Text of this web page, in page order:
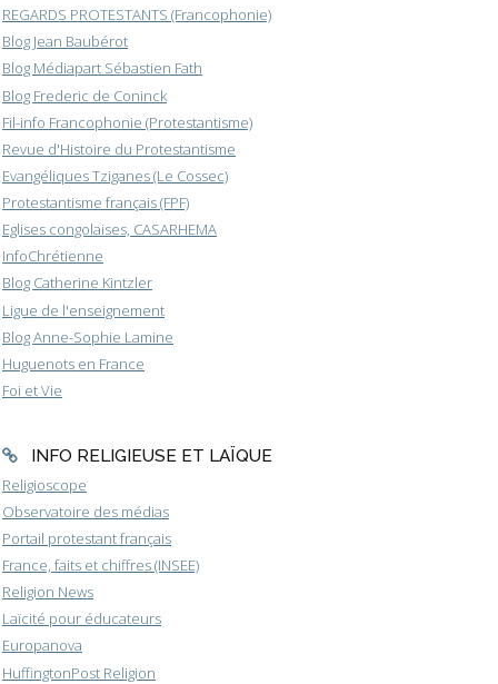
REGARDS PROTESTANTS (Francophonie)
Blog Jean Baubérot
Blog Médiapart Sébastien Fath
Blog Frederic de Coninck
Fil-info Francophonie (Protestantisme)
Revue d'Histoire du Protestantisme
Evangéliques Tziganes (Le Cossec)
Protestantisme français (FPF)
Eglises congolaises, CASARHEMA
InfoChrétienne
Blog Catherine Kintzler
Ligue de l'enseignement
Blog Anne-Sophie Lamine
Huguenots en France
Foi et Vie
INFO RELIGIEUSE ET LAÏQUE
Religioscope
Observatoire des médias
Portail protestant français
France, faits et chiffres (INSEE)
Religion News
Laïcité pour éducateurs
Europanova
HuffingtonPost Religion